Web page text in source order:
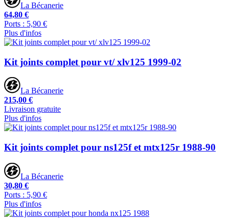
La Bécanerie
64,80 €
Ports : 5,90 €
Plus d'infos
Kit joints complet pour vt/ xlv125 1999-02
La Bécanerie
215,00 €
Livraison gratuite
Plus d'infos
Kit joints complet pour ns125f et mtx125r 1988-90
La Bécanerie
30,80 €
Ports : 5,90 €
Plus d'infos